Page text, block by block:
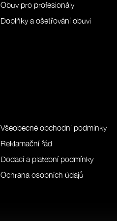
Obuv pro profesionály
Doplňky a ošetřování obuvi
Všeobecné obchodní podmínky
Reklamační řád
Dodací a platební podmínky
Ochrana osobních údajů